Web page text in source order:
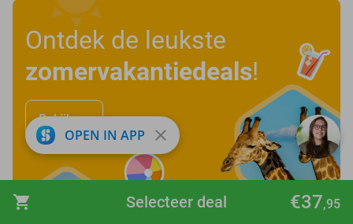
shopping_cart €37,95
Selecteer deal
Ontdek de leukste
zomervakantiedeals!
Bekijk nu
OPEN IN APP close